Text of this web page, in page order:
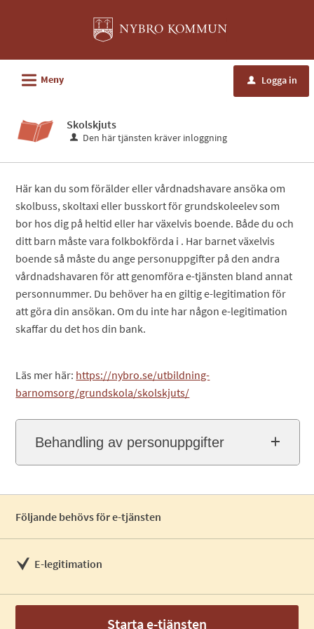
kommun
L Meny u Logga in
Skolskjuts
Den här tjänsten kräver inloggning
Här kan du som förälder eller vårdnadshavare ansöka om
skolbuss, skoltaxi eller busskort för grundskoleelev som
bor hos dig på heltid eller har växelvis boende. Både du och
ditt barn måste vara folkbokförda i . Har barnet växelvis
boende så måste du ange personuppgifter på den andra
vårdnadshavaren för att genomföra e-tjänsten bland annat
personnummer. Du behöver ha en giltig e-legitimation för
att göra din ansökan. Om du inte har någon e-legitimation
skaffar du det hos din bank.
Läs mer här: https://nybro.se/utbildning-
barnomsorg/grundskola/skolskjuts/
Behandling av personuppgifter
Följande behövs för e-tjänsten
E-legitimation
Starta e-tjänsten